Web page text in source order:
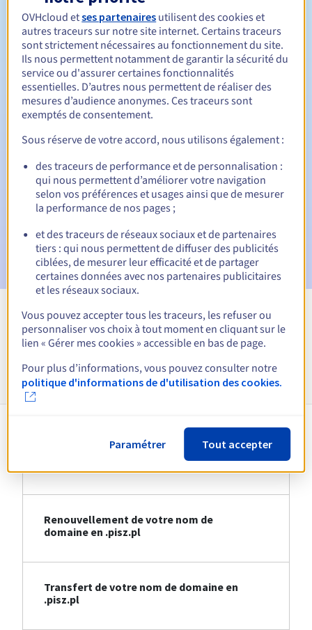
Durée de renouvellement Entre 1 et 10 ans
Période de rédemption
date d'échéance
E-mail le jour de l'expirationpour notification de la
suspension du nom de domaine
E-mail après la période de grâce de rédemptionpour
notification de la suppression du nom de domaine
Voir toutes les extensions
Informations sur le .pisz.pl
Création de votre nom de domaine en
Renouvellement de votre nom de
domaine en .pisz.pl
Transfert de votre nom de domaine en
.pisz.pl
OVHcloud etses partenaires utilisent des cookies et
autres traceurs sur notre site internet. Certains traceurs
sont strictement nécessaires au fonctionnement du site.
Ils nous permettent notamment de garantir la sécurité du
service ou d'assurer certaines fonctionnalités
essentielles. D’autres nous permettent de réaliser des
mesures d’audience anonymes. Ces traceurs sont
exemptés de consentement.
Sous réserve de votre accord, nous utilisons également :
des traceurs de performance et de personnalisation :
qui nous permettent d’améliorer votre navigation
selon vos préférences et usages ainsi que de mesurer
la performance de nos pages ;
et des traceurs de réseaux sociaux et de partenaires
tiers : qui nous permettent de diffuser des publicités
ciblées, de mesurer leur efficacité et de partager
certaines données avec nos partenaires publicitaires
et les réseaux sociaux.
Vous pouvez accepter tous les traceurs, les refuser ou
personnaliser vos choix à tout moment en cliquant sur le
lien « Gérer mes cookies » accessible en bas de page.
Pour plus d’informations, vous pouvez consulter notre
politique d'informations de d'utilisation des cookies.
Paramétrer Tout accepter